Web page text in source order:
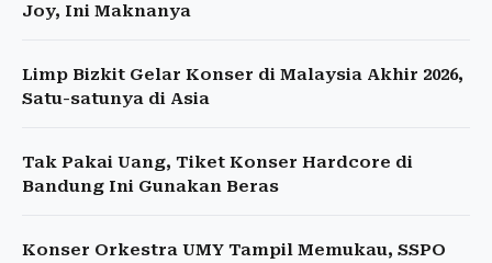
Joy, Ini Maknanya
Limp Bizkit Gelar Konser di Malaysia Akhir 2026,
Satu-satunya di Asia
Tak Pakai Uang, Tiket Konser Hardcore di
Bandung Ini Gunakan Beras
Konser Orkestra UMY Tampil Memukau, SSPO